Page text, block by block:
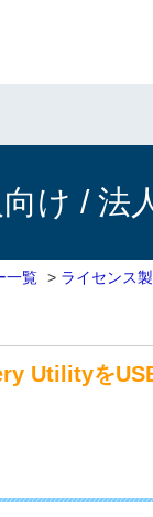
け / 法
一覧 > ライセンス
Utilityを